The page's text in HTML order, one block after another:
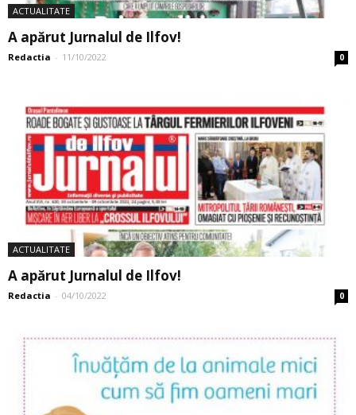
ACTUALITATE
A apărut Jurnalul de Ilfov!
Redactia - 11/10/2022 0
ACTUALITATE
A apărut Jurnalul de Ilfov!
Redactia - 04/10/2022 0